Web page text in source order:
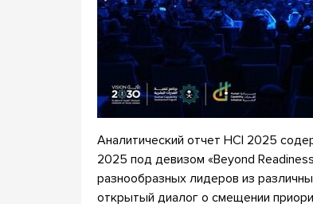
Аналитический отчет HCI 2025
2025 под девизом «Beyond
разнообразных лидеров из
открытый диалог о смещении